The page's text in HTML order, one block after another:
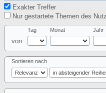
Exakter Treffer
Nur gestartete Themen des
von:
Tag Monat Jahr
Sortieren nach